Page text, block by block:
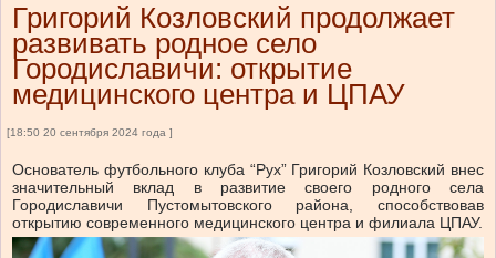
Григорий Козловский продолжает
развивать родное село
Городиславичи: открытие
медицинского центра и ЦПАУ
[18:50 20 сентября 2024 года ]
Основатель футбольного клуба “Рух” Григорий Козловский внес
значительный вклад в развитие своего родного села
Городиславичи Пустомытовского района, способствовав
открытию современного медицинского центра и филиала ЦПАУ.